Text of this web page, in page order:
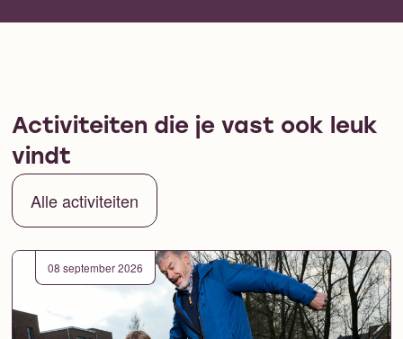
Activiteiten die je vast ook leuk
vindt
Alle activiteiten
08 september 2026